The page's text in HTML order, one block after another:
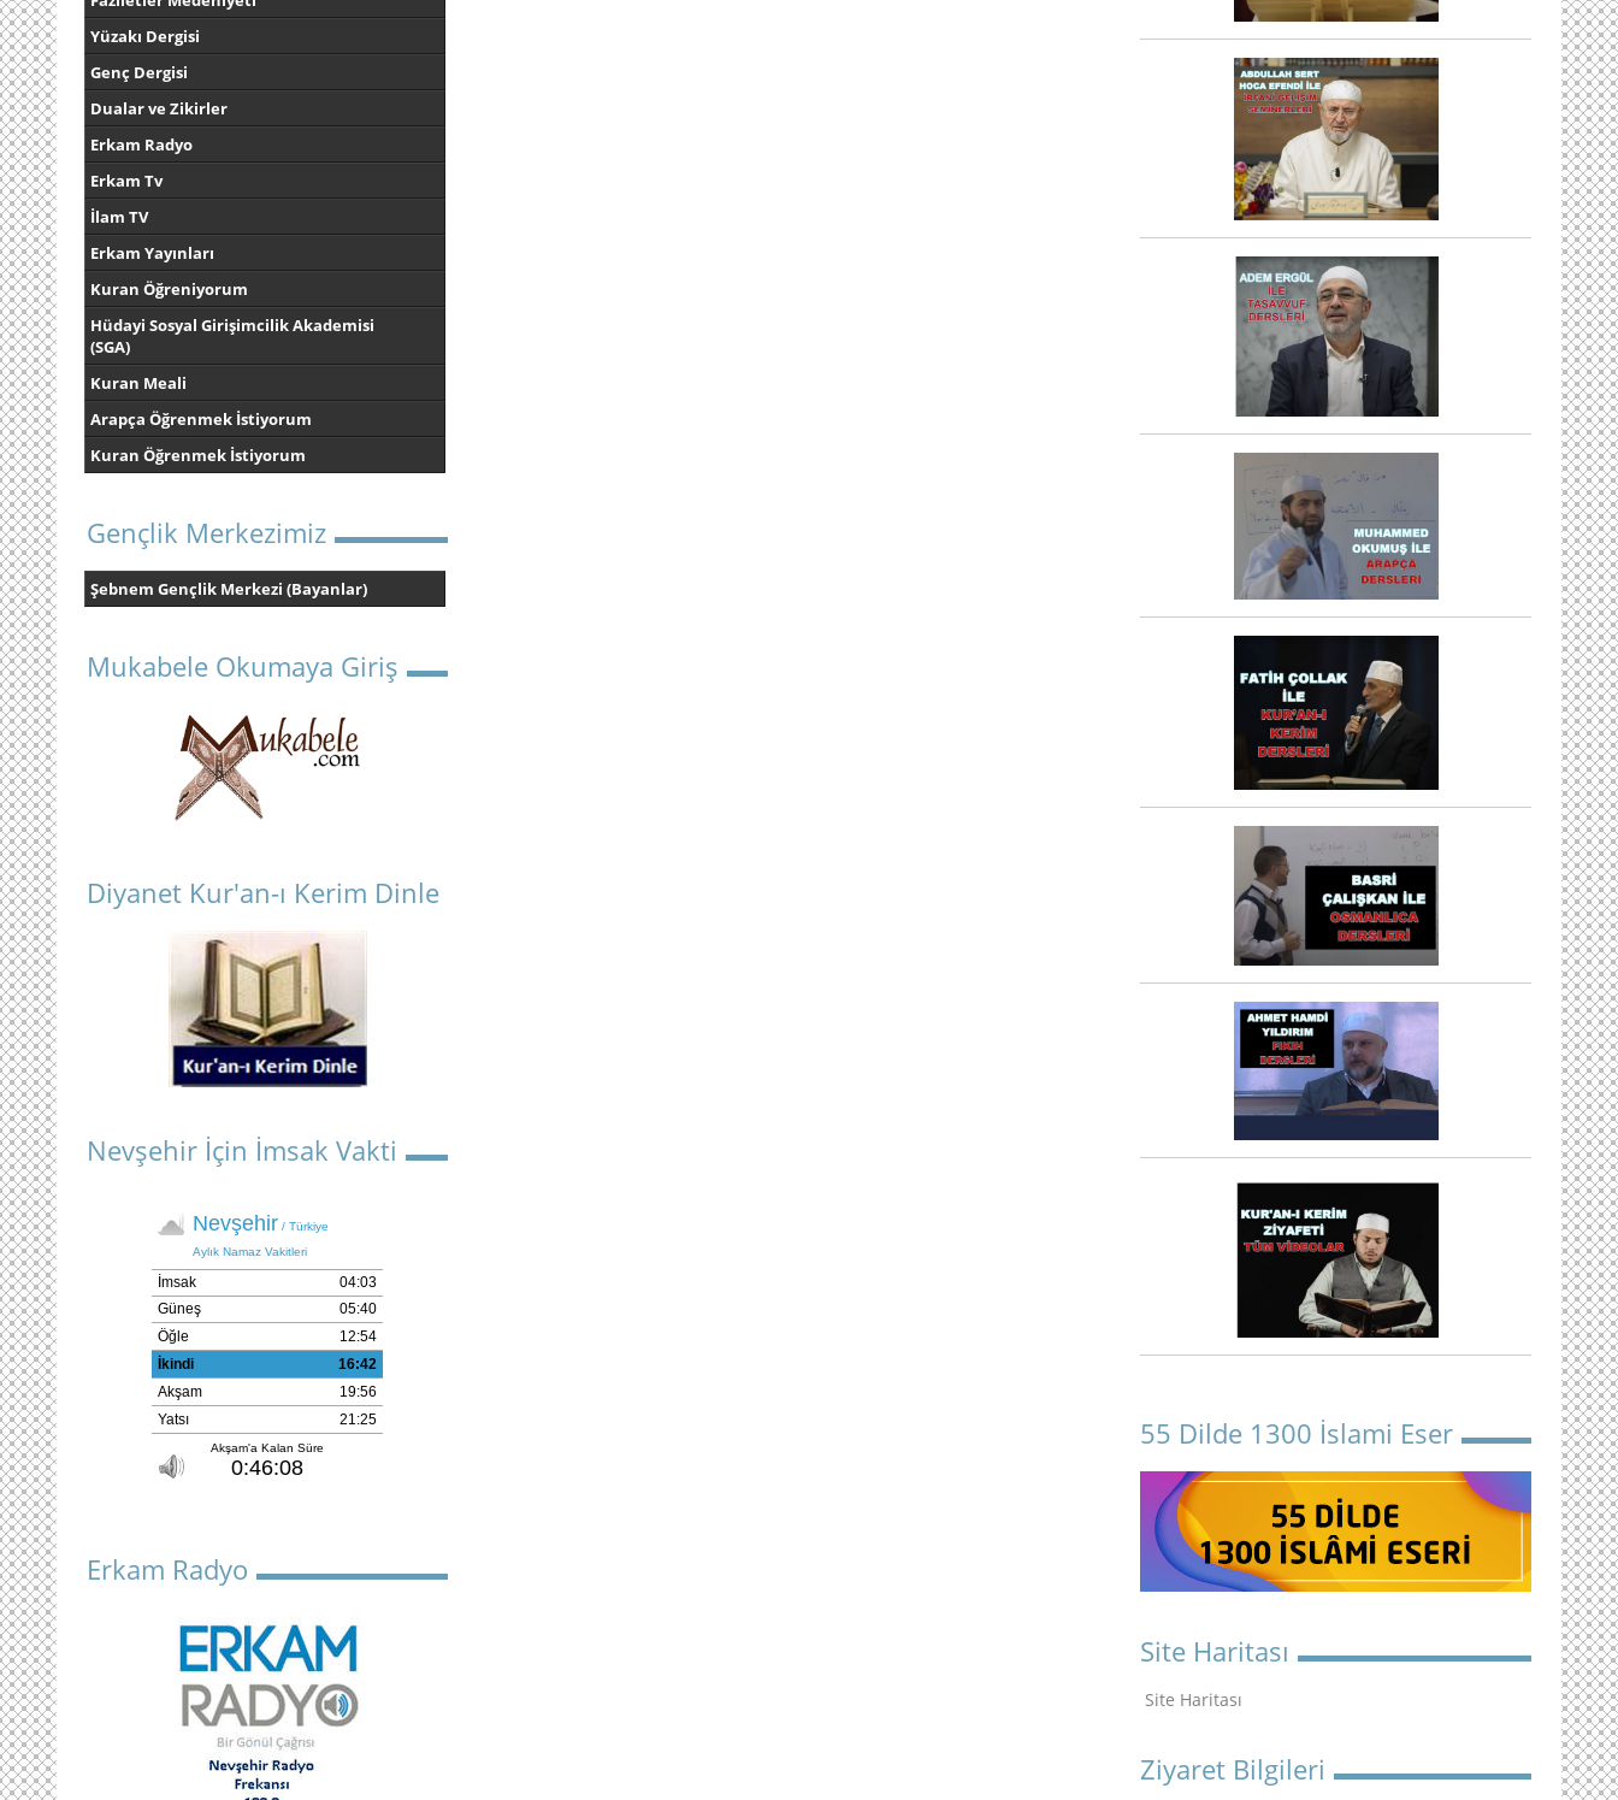
Yüzakı Dergisi
Genç Dergisi
Dualar ve Zikirler
Erkam Radyo
Erkam Tv
İlam TV
Erkam Yayınları
Kuran Öğreniyorum
Hüdayi Sosyal Girişimcilik Akademisi
(SGA)
Kuran Meali
Arapça Öğrenmek İstiyorum
Kuran Öğrenmek İstiyorum
Gençlik Merkezimiz
Şebnem Gençlik Merkezi (Bayanlar)
Mukabele Okumaya Giriş
Diyanet Kur'an-ı Kerim Dinle
Nevşehir İçin İmsak Vakti
Erkam Radyo
55 Dilde 1300 İslami Eser
Site Haritası
Site Haritası
Ziyaret Bilgileri